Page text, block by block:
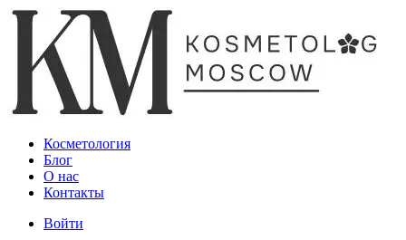
Косметология
Блог
О нас
Контакты
Войти